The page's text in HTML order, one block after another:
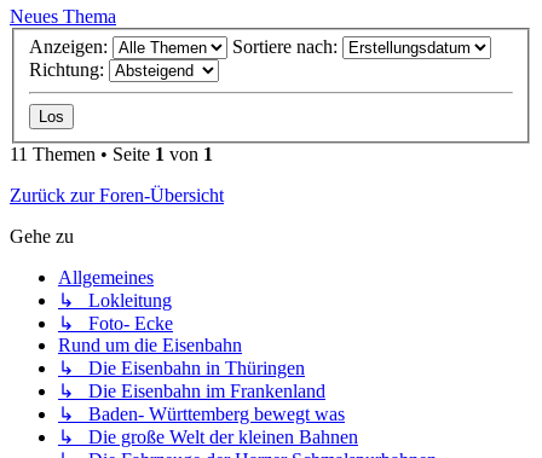
Neues Thema
Anzeigen:
Sortiere nach:
Richtung:
11 Themen • Seite 1 von 1
Zurück zur Foren-Übersicht
Gehe zu
Allgemeines
↳ Lokleitung
↳ Foto- Ecke
Rund um die Eisenbahn
↳ Die Eisenbahn in Thüringen
↳ Die Eisenbahn im Frankenland
↳ Baden- Württemberg bewegt was
↳ Die große Welt der kleinen Bahnen